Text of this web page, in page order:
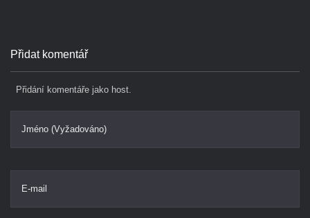
Přidat komentář
Přidání komentáře jako host.
Jméno (Vyžadováno)
E-mail